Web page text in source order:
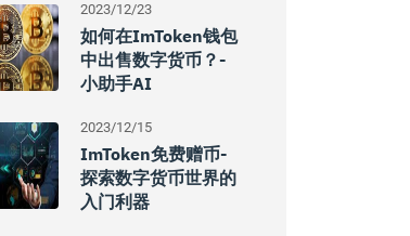
2023/12/23
如何在imToken钱包
中出售数字货币？-
小助手AI
2023/12/15
ImToken免费赠币-
探索数字货币世界的
入门利器